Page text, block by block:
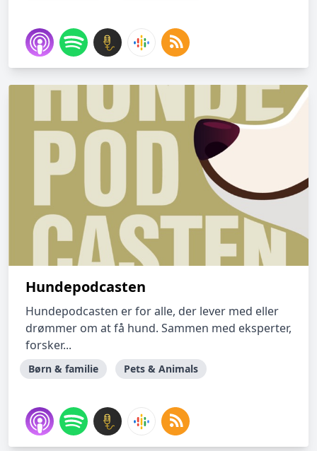
Hundepodcasten
Hundepodcasten er for alle, der lever med eller
drømmer om at få hund. Sammen med eksperter,
forsker...
Børn & familie Pets & Animals